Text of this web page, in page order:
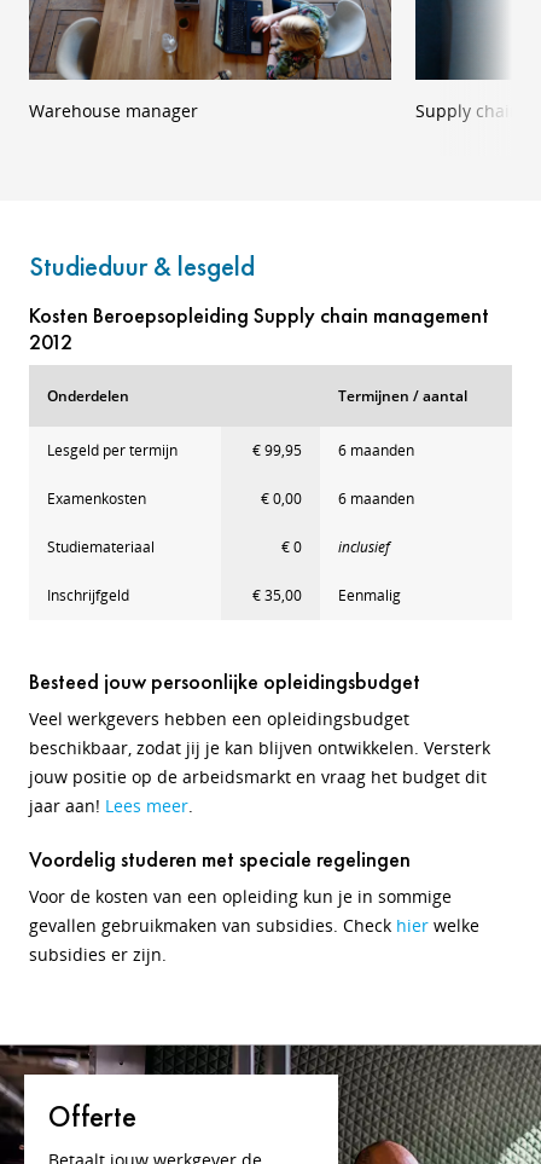
Warehouse manager Supply chain
Studieduur & lesgeld
Kosten Beroepsopleiding Supply chain management
2012
Onderdelen Termijnen / aantal
Lesgeld per termijn € 99,95 6 maanden
Examenkosten € 0,00 6 maanden
Studiemateriaal € 0 inclusief
Inschrijfgeld € 35,00 Eenmalig
Besteed jouw persoonlijke opleidingsbudget
Veel werkgevers hebben een opleidingsbudget
beschikbaar, zodat jij je kan blijven ontwikkelen. Versterk
jouw positie op de arbeidsmarkt en vraag het budget dit
jaar aan! Lees meer.
Voordelig studeren met speciale regelingen
Voor de kosten van een opleiding kun je in sommige
gevallen gebruikmaken van subsidies. Check hier welke
subsidies er zijn.
Offerte